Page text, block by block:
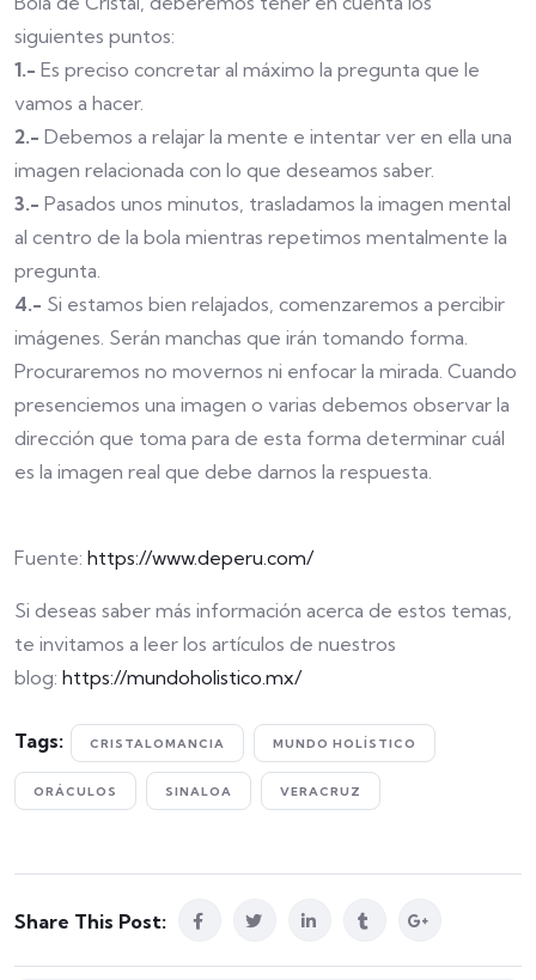
siguientes puntos:
1.- Es preciso concretar al máximo la pregunta que le
vamos a hacer.
2.- Debemos a relajar la mente e intentar ver en ella una
imagen relacionada con lo que deseamos saber.
3.- Pasados unos minutos, trasladamos la imagen mental
al centro de la bola mientras repetimos mentalmente la
pregunta.
4.- Si estamos bien relajados, comenzaremos a percibir
imágenes. Serán manchas que irán tomando forma.
Procuraremos no movernos ni enfocar la mirada. Cuando
presenciemos una imagen o varias debemos observar la
dirección que toma para de esta forma determinar cuál
es la imagen real que debe darnos la respuesta.
Fuente: https://www.deperu.com/
Si deseas saber más información acerca de estos temas,
te invitamos a leer los artículos de nuestros
blog: https://mundoholistico.mx/
Tags: CRISTALOMANCIA MUNDO HOLÍSTICO
ORÁCULOS SINALOA VERACRUZ
Share This Post: